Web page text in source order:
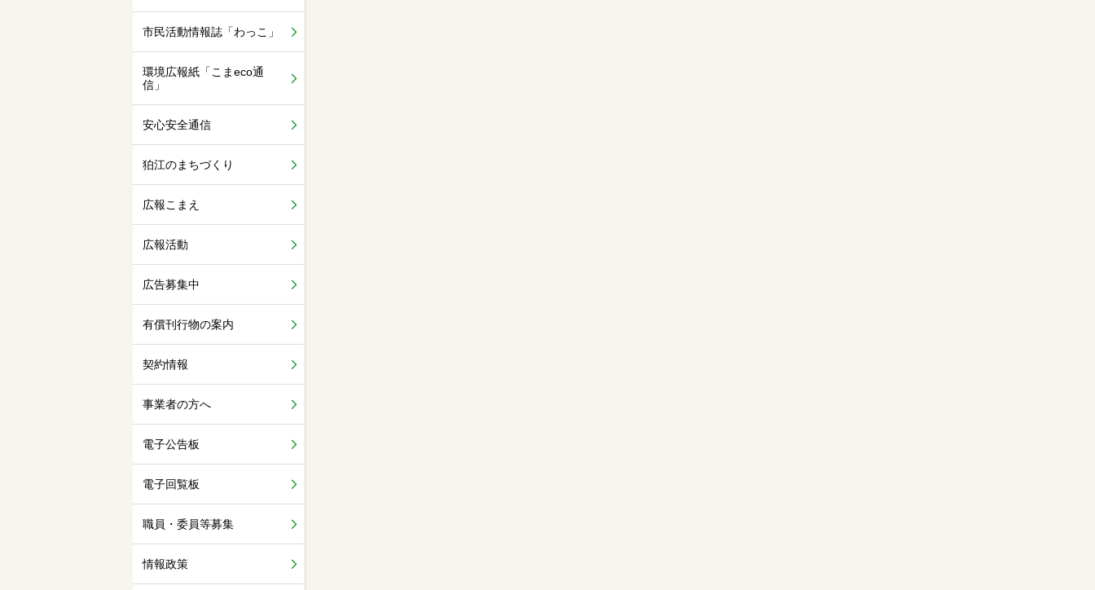
市民活動情報誌「わっこ」
環境広報紙「こまeco通
信」
安心安全通信
狛江のまちづくり
広報こまえ
広報活動
広告募集中
有償刊行物の案内
契約情報
事業者の方へ
電子公告板
電子回覧板
職員・委員等募集
情報政策